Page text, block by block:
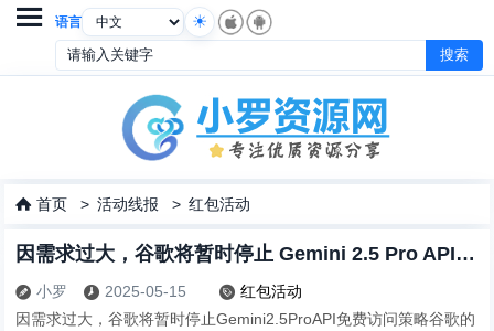
语言

 首页 >活动线报 >红包活动
因需求过大，谷歌将暂时停止 Gemini 2.5 Pro API 免费访问策略
 小罗  2025-05-15  红包活动
因需求过大，谷歌将暂时停止Gemini2.5ProAPI免费访问策略谷歌的